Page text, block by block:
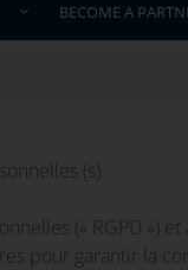
BECOME A
(s).
(« RGPD »)
pour garantir la